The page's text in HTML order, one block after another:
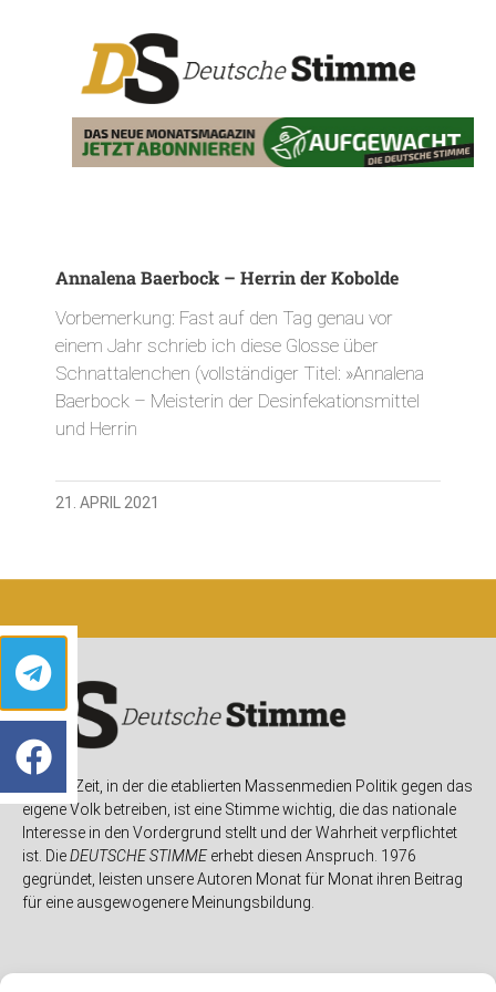
Annalena Baerbock – Herrin der Kobolde
Vorbemerkung: Fast auf den Tag genau vor
einem Jahr schrieb ich diese Glosse über
Schnattalenchen (vollständiger Titel: »Annalena
Baerbock – Meisterin der Desinfekationsmittel
und Herrin
21. APRIL 2021
In einer Zeit, in der die etablierten Massenmedien Politik gegen das
eigene Volk betreiben, ist eine Stimme wichtig, die das nationale
Interesse in den Vordergrund stellt und der Wahrheit verpflichtet
ist. DieDEUTSCHE STIMMEerhebt diesen Anspruch. 1976
gegründet, leisten unsere Autoren Monat für Monat ihren Beitrag
für eine ausgewogenere Meinungsbildung.